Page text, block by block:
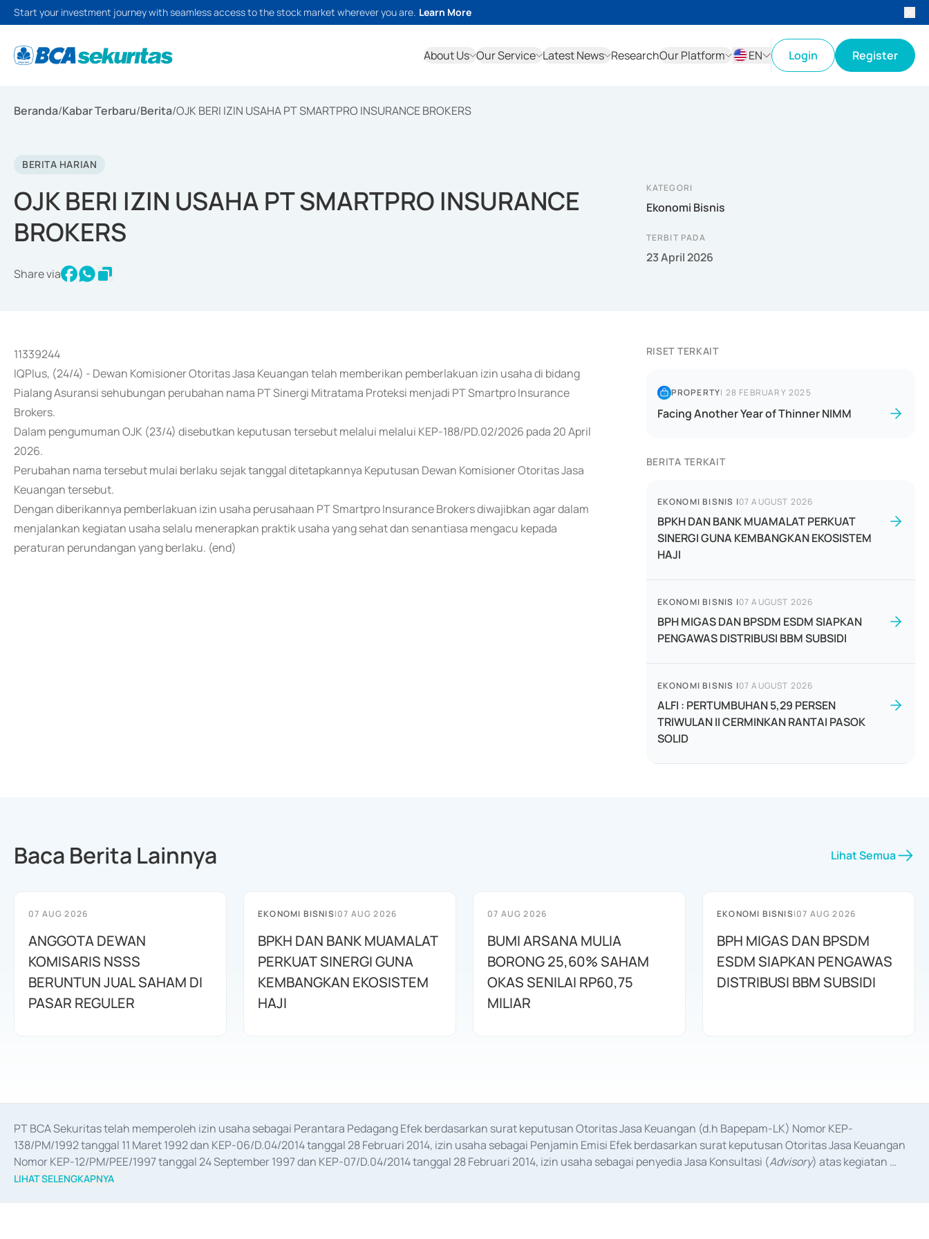
Start your investment journey with seamless access to the stock market wherever you are. Learn More
About Us Our Service Latest News ResearchOur Platform
EN
Login Register
Beranda/Kabar Terbaru/Berita/OJK BERI IZIN USAHA PT SMARTPRO INSURANCE BROKERS
BERITA HARIAN
OJK BERI IZIN USAHA PT SMARTPRO INSURANCE
BROKERS
Share via
KATEGORI
Ekonomi Bisnis
TERBIT PADA
23 April 2026
11339244
IQPlus, (24/4) - Dewan Komisioner Otoritas Jasa Keuangan telah memberikan pemberlakuan izin usaha di bidang
Pialang Asuransi sehubungan perubahan nama PT Sinergi Mitratama Proteksi menjadi PT Smartpro Insurance
Brokers.
Dalam pengumuman OJK (23/4) disebutkan keputusan tersebut melalui melalui KEP-188/PD.02/2026 pada 20 April
2026.
Perubahan nama tersebut mulai berlaku sejak tanggal ditetapkannya Keputusan Dewan Komisioner Otoritas Jasa
Keuangan tersebut.
Dengan diberikannya pemberlakuan izin usaha perusahaan PT Smartpro Insurance Brokers diwajibkan agar dalam
menjalankan kegiatan usaha selalu menerapkan praktik usaha yang sehat dan senantiasa mengacu kepada
peraturan perundangan yang berlaku. (end)
RISET TERKAIT
PROPERTY| 28 FEBRUARY 2025
Facing Another Year of Thinner NIMM
BERITA TERKAIT
EKONOMI BISNIS |07 AUGUST 2026
BPKH DAN BANK MUAMALAT PERKUAT
SINERGI GUNA KEMBANGKAN EKOSISTEM
HAJI
EKONOMI BISNIS |07 AUGUST 2026
BPH MIGAS DAN BPSDM ESDM SIAPKAN
PENGAWAS DISTRIBUSI BBM SUBSIDI
EKONOMI BISNIS |07 AUGUST 2026
ALFI : PERTUMBUHAN 5,29 PERSEN
TRIWULAN II CERMINKAN RANTAI PASOK
SOLID
Baca Berita Lainnya Lihat Semua
07 AUG 2026
ANGGOTA DEWAN
KOMISARIS NSSS
BERUNTUN JUAL SAHAM DI
PASAR REGULER
EKONOMI BISNIS|07 AUG 2026
BPKH DAN BANK MUAMALAT
PERKUAT SINERGI GUNA
KEMBANGKAN EKOSISTEM
HAJI
07 AUG 2026
BUMI ARSANA MULIA
BORONG 25,60% SAHAM
OKAS SENILAI RP60,75
MILIAR
EKONOMI BISNIS|07 AUG 2026
BPH MIGAS DAN BPSDM
ESDM SIAPKAN PENGAWAS
DISTRIBUSI BBM SUBSIDI
PT BCA Sekuritas telah memperoleh izin usaha sebagai Perantara Pedagang Efek berdasarkan surat keputusan Otoritas Jasa Keuangan (d.h Bapepam-LK) Nomor KEP-
138/PM/1992 tanggal 11 Maret 1992 dan KEP-06/D.04/2014 tanggal 28 Februari 2014, izin usaha sebagai Penjamin Emisi Efek berdasarkan surat keputusan Otoritas Jasa Keuangan
Nomor KEP-12/PM/PEE/1997 tanggal 24 September 1997 dan KEP-07/D.04/2014 tanggal 28 Februari 2014, izin usaha sebagai penyedia Jasa Konsultasi (Advisory) atas kegiatan
merger, akuisisi, divestasi, dan
LIHAT SELENGKAPNYA